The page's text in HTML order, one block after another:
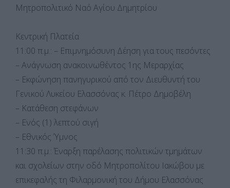
Μητροπολιτικό Ναό Αγίου Δημητρίου
Κεντρική Πλατεία
11:00 π.μ.: – Επιμνημόσυνη Δέηση για τους πεσόντες
– Ανάγνωση ανακοινωθέντος 1ης Μεραρχίας
– Εκφώνηση πανηγυρικού από τον Διευθυντή του
Γενικού Λυκείου Ελασσόνας κ. Πέτρο Δημοβέλη
– Κατάθεση στεφάνων
– Ενός (1) λεπτού σιγή
– Εθνικός Ύμνος
11:30 π.μ.: Έναρξη παρέλασης πολιτικών τμημάτων
και σχολείων στην οδό Μητροπολίτου Ιακώβου με
επικεφαλής τη Φιλαρμονική του Δήμου Ελασσόνας